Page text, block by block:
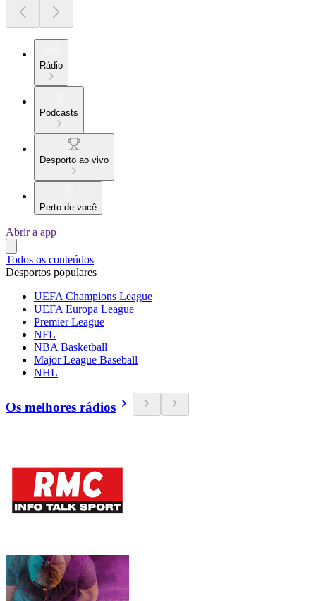
Rádio
Podcasts
Desporto ao vivo
Perto de você
Abrir a app
Todos os conteúdos
Desportos populares
UEFA Champions League
UEFA Europa League
Premier League
NFL
NBA Basketball
Major League Baseball
NHL
Os melhores rádios